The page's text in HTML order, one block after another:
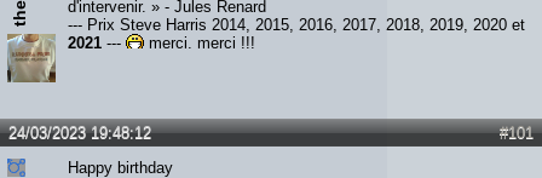
d'intervenir. » - Jules Renard
--- Prix Steve Harris 2014, 2015, 2016, 2017, 2018, 2019, 2020 et
2021 --- merci, merci !!!
#101
24/03/2023 19:48:12
Happy birthday